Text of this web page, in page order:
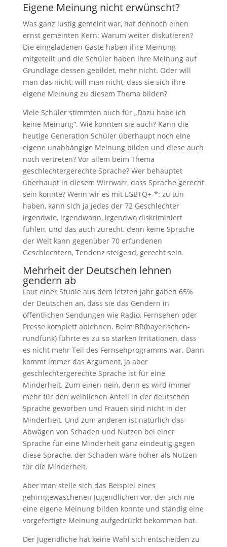
Eigene Meinung nicht erwünscht?
Was ganz lustig gemeint war, hat dennoch einen
ernst gemeinten Kern: Warum weiter diskutieren?
Die eingeladenen Gäste haben ihre Meinung
mitgeteilt und die Schüler haben ihre Meinung auf
Grundlage dessen gebildet, mehr nicht. Oder will
man das nicht, will man nicht, dass sie sich ihre
eigene Meinung zu diesem Thema bilden?
Viele Schüler stimmten auch für „Dazu habe ich
keine Meinung“. Wie könnten sie auch? Kann die
heutige Generation Schüler überhaupt noch eine
eigene unabhängige Meinung bilden und diese auch
noch vertreten? Vor allem beim Thema
geschlechtergerechte Sprache? Wer behauptet
überhaupt in diesem Wirrwarr, dass Sprache gerecht
sein könnte? Wenn wir es mit LGBTQ+-*: zu tun
haben, kann sich ja jedes der 72 Geschlechter
irgendwie, irgendwann, irgendwo diskriminiert
fühlen, und das auch zurecht, denn keine Sprache
der Welt kann gegenüber 70 erfundenen
Geschlechtern, Tendenz steigend, gerecht sein.
Mehrheit der Deutschen lehnen
gendern ab
Laut einer Studie aus dem letzten Jahr gaben 65%
der Deutschen an, dass sie das Gendern in
öffentlichen Sendungen wie Radio, Fernsehen oder
Presse komplett ablehnen. Beim BR(bayerischen-
rundfunk) führte es zu so starken Irritationen, dass
es nicht mehr Teil des Fernsehprogramms war. Dann
kommt immer das Argument, ja aber
geschlechtergerechte Sprache ist für eine
Minderheit. Zum einen nein, denn es wird immer
mehr für den weiblichen Anteil in der deutschen
Sprache geworben und Frauen sind nicht in der
Minderheit. Und zum anderen ist natürlich das
Abwägen von Schaden und Nutzen bei einer
Sprache für eine Minderheit ganz eindeutig gegen
diese Sprache, der Schaden wäre höher als Nutzen
für die Minderheit.
Aber man stelle sich das Beispiel eines
gehirngewaschenen Jugendlichen vor, der sich nie
eine eigene Meinung bilden konnte und ständig eine
vorgefertigte Meinung aufgedrückt bekommen hat.
Der Jugendliche hat keine Wahl sich entscheiden zu